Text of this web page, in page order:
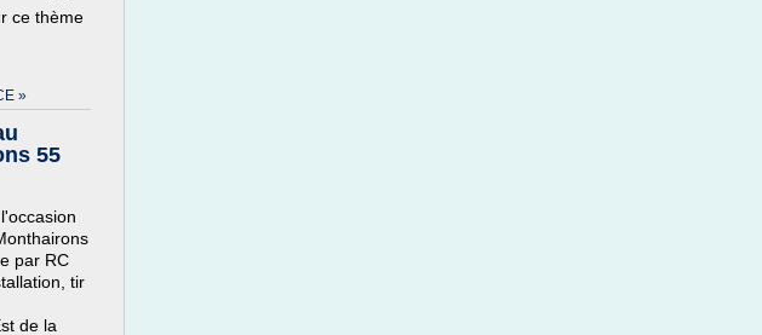
ce thème
»
55
par RC
tir
de la